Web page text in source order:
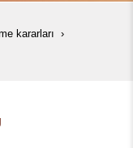
kararları